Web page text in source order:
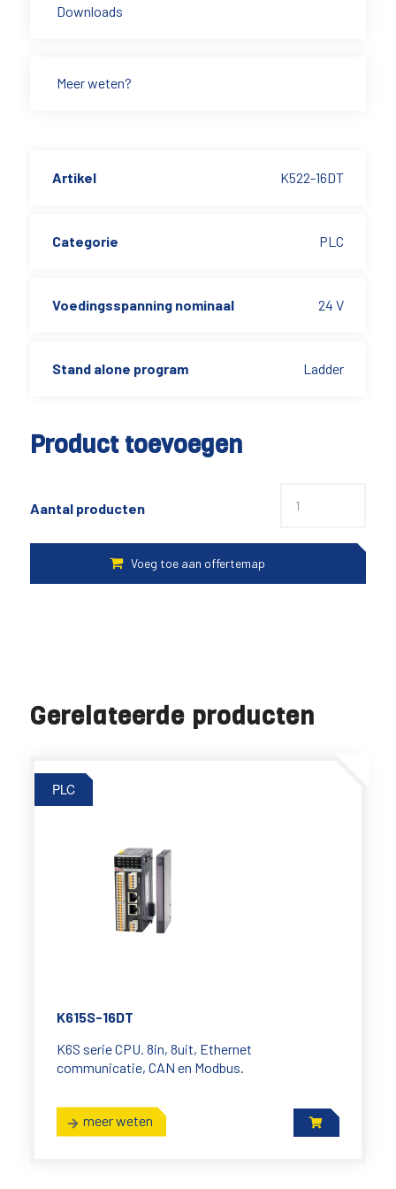
Product toevoegen
Aantal producten
Downloads
Meer weten?
Artikel K522-16DT
Categorie PLC
Voedingsspanning nominaal 24 V
Stand alone program Ladder
Gerelateerde producten
PLC
K615S-16DT
K6S serie CPU. 8in, 8uit, Ethernet
communicatie, CAN en Modbus.
meer weten